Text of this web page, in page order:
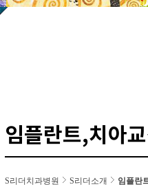
임플란트,치아
S리더치과병원 S리더소개 임플란